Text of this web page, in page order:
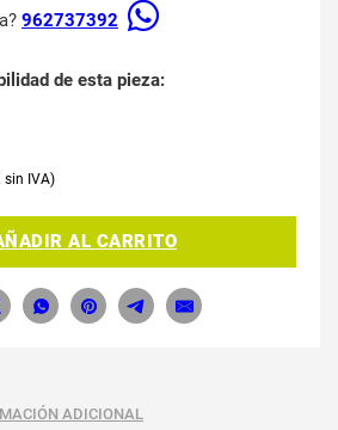
962737392
de esta pieza:
AL CARRITO
ADICIONAL